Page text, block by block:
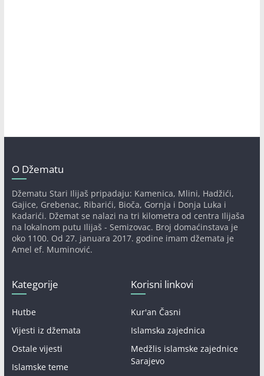
O Džematu
Džematu Stari Ilijaš pripadaju: Kamenica, Mlini, Hadžići,
Gajice, Grebenac, Ribarići, Bioča, Gornja i Donja Luka i
Kadarići. Džemat se nalazi na tri kilometra od centra Ilijaša
na lokalnom putu Ilijaš - Semizovac. Broj domaćinstava je
oko 1100. Od 27. januara 2017. godine imam džemata je
Amel ef. Muminović.
Kategorije
Hutbe
Vijesti iz džemata
Ostale vijesti
Islamske teme
Korisni linkovi
Kur'an Časni
Islamska zajednica
Medžlis islamske zajednice
Sarajevo